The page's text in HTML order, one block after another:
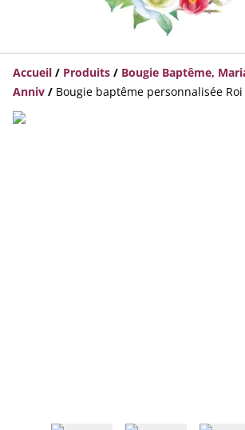
Accueil / Produits / Bougie Baptême,
Anniv / Bougie baptême personnalisée